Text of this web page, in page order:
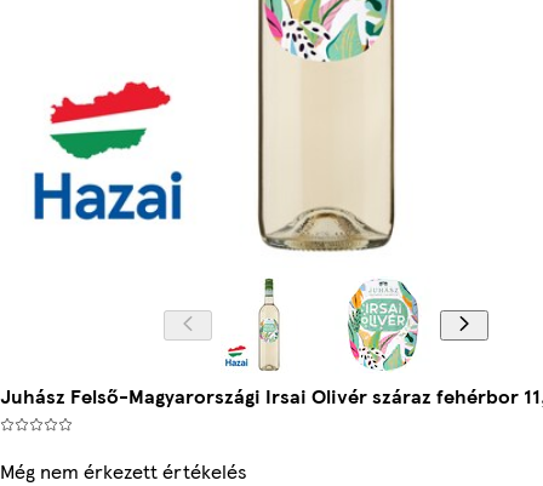
Juhász Felső-Magyarországi Irsai Olivér száraz fehérbor
Még nem érkezett értékelés